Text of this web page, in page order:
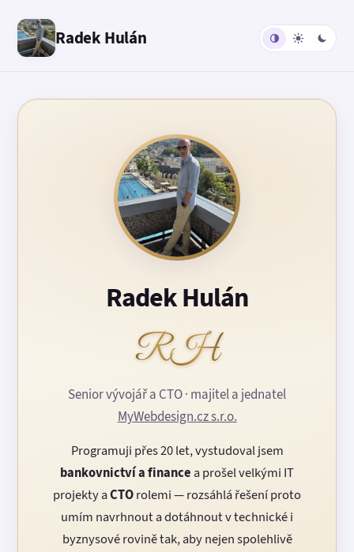
Radek Hulán
Radek Hulán
RH
Senior vývojář a CTO · majitel a jednatel
MyWebdesign.cz s.r.o.
Programuji přes 20 let, vystudoval jsem
bankovnictví a finance a prošel velkými IT
projekty aCTOrolemi — rozsáhlá řešení proto
umím navrhnout a dotáhnout v technické i
byznysové rovině tak, aby nejen spolehlivě